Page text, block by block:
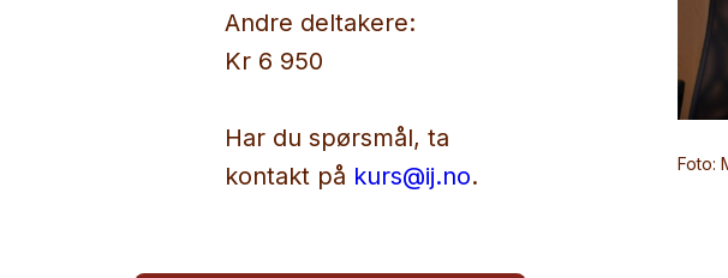
Andre deltakere:
Kr 6 950
Har du spørsmål, ta
kontakt på kurs@ij.no. Foto: